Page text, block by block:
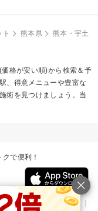
熊本県
熊本・宇土
価格が安い順)から検索＆予
、得意メニューや豊富な
術を見つけましょう。当
で便利！
リース情報
利用規約